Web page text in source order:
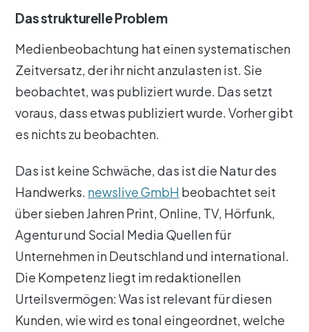
Das strukturelle Problem
Medienbeobachtung hat einen systematischen
Zeitversatz, der ihr nicht anzulasten ist. Sie
beobachtet, was publiziert wurde. Das setzt
voraus, dass etwas publiziert wurde. Vorher gibt
es nichts zu beobachten.
Das ist keine Schwäche, das ist die Natur des
Handwerks. newslive GmbH (öffnet in neuem Tab)
beobachtet seit
über sieben Jahren Print, Online, TV, Hörfunk,
Agentur und Social Media Quellen für
Unternehmen in Deutschland und international.
Die Kompetenz liegt im redaktionellen
Urteilsvermögen: Was ist relevant für diesen
Kunden, wie wird es tonal eingeordnet, welche